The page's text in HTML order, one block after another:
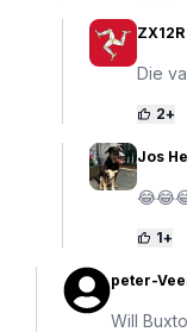
ZX12R
Die
2+
Jos
1+
peter-
Will